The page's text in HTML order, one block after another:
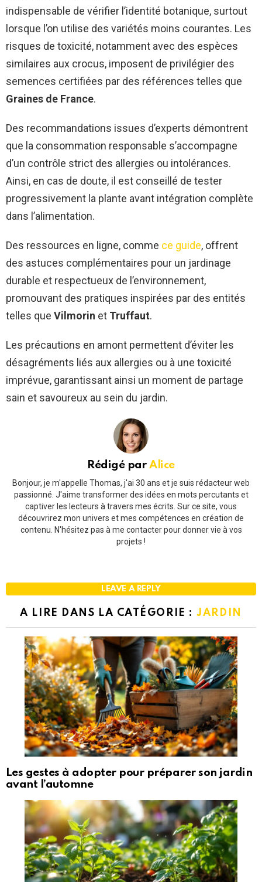
indispensable de vérifier l’identité botanique, surtout
lorsque l’on utilise des variétés moins courantes. Les
risques de toxicité, notamment avec des espèces
similaires aux crocus, imposent de privilégier des
semences certifiées par des références telles que
Graines de France.
Des recommandations issues d’experts démontrent
que la consommation responsable s’accompagne
d’un contrôle strict des allergies ou intolérances.
Ainsi, en cas de doute, il est conseillé de tester
progressivement la plante avant intégration complète
dans l’alimentation.
Des ressources en ligne, comme ce guide, offrent
des astuces complémentaires pour un jardinage
durable et respectueux de l’environnement,
promouvant des pratiques inspirées par des entités
telles que Vilmorin et Truffaut.
Les précautions en amont permettent d’éviter les
désagréments liés aux allergies ou à une toxicité
imprévue, garantissant ainsi un moment de partage
sain et savoureux au sein du jardin.
Rédigé parAlice
Bonjour, je m'appelle Thomas, j'ai 30 ans et je suis rédacteur web
passionné. J'aime transformer des idées en mots percutants et
captiver les lecteurs à travers mes écrits. Sur ce site, vous
découvrirez mon univers et mes compétences en création de
contenu. N'hésitez pas à me contacter pour donner vie à vos
projets !
LEAVE A REPLY
A LIRE DANS LA CATÉGORIE :JARDIN
Les gestes à adopter pour préparer son jardin
avant l’automne